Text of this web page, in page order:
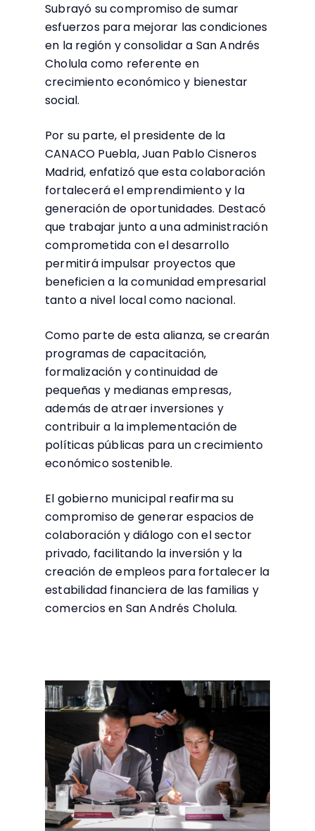
Subrayó su compromiso de sumar
esfuerzos para mejorar las condiciones
en la región y consolidar a San Andrés
Cholula como referente en
crecimiento económico y bienestar
social.
Por su parte, el presidente de la
CANACO Puebla, Juan Pablo Cisneros
Madrid, enfatizó que esta colaboración
fortalecerá el emprendimiento y la
generación de oportunidades. Destacó
que trabajar junto a una administración
comprometida con el desarrollo
permitirá impulsar proyectos que
beneficien a la comunidad empresarial
tanto a nivel local como nacional.
Como parte de esta alianza, se crearán
programas de capacitación,
formalización y continuidad de
pequeñas y medianas empresas,
además de atraer inversiones y
contribuir a la implementación de
políticas públicas para un crecimiento
económico sostenible.
El gobierno municipal reafirma su
compromiso de generar espacios de
colaboración y diálogo con el sector
privado, facilitando la inversión y la
creación de empleos para fortalecer la
estabilidad financiera de las familias y
comercios en San Andrés Cholula.